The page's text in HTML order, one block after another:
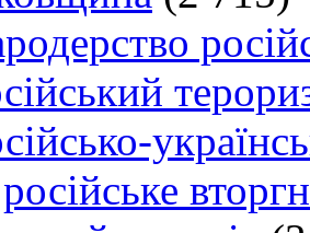
російське